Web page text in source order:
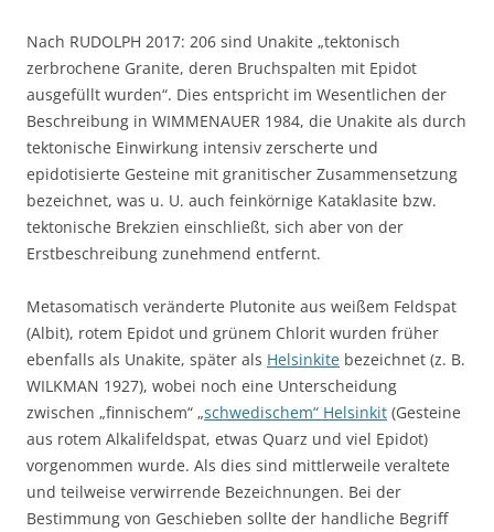
Nach RUDOLPH 2017: 206 sind Unakite „tektonisch
zerbrochene Granite, deren Bruchspalten mit Epidot
ausgefüllt wurden“. Dies entspricht im Wesentlichen der
Beschreibung in WIMMENAUER 1984, die Unakite als durch
tektonische Einwirkung intensiv zerscherte und
epidotisierte Gesteine mit granitischer Zusammensetzung
bezeichnet, was u. U. auch feinkörnige Kataklasite bzw.
tektonische Brekzien einschließt, sich aber von der
Erstbeschreibung zunehmend entfernt.
Metasomatisch veränderte Plutonite aus weißem Feldspat
(Albit), rotem Epidot und grünem Chlorit wurden früher
ebenfalls als Unakite, später als Helsinkite bezeichnet (z. B.
WILKMAN 1927), wobei noch eine Unterscheidung
zwischen „finnischem“ „schwedischem“ Helsinkit (Gesteine
aus rotem Alkalifeldspat, etwas Quarz und viel Epidot)
vorgenommen wurde. Als dies sind mittlerweile veraltete
und teilweise verwirrende Bezeichnungen. Bei der
Bestimmung von Geschieben sollte der handliche Begriff